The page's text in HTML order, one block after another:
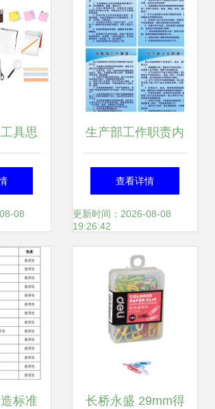
具思
器与
态
08
生产部工作职责内
办公设备与耗材管
理要点
查看详情
更新时间：2026-08-08
19:26:42
标准 长桥永盛 29mm得